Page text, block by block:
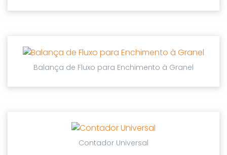
Balança de Fluxo para Enchimento à Granel
Contador Universal